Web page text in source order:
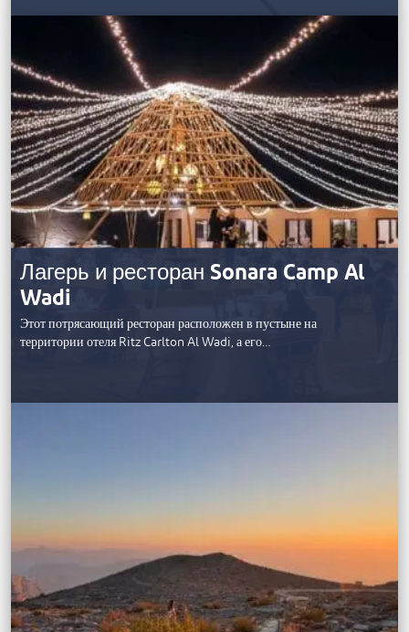
Лагерь и ресторан ‎Sonara Camp Al
Wadi
Этот потрясающий ресторан расположен в пустыне на
территории отеля Ritz Carlton Al Wadi, а его…